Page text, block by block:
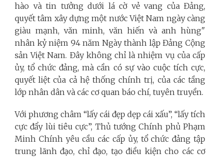
hào và tin tưởng dưới lá cờ vẻ vang của Đảng,
quyết tâm xây dựng một nước Việt Nam ngày càng
giàu mạnh, văn minh, văn hiến và anh hùng"
nhân kỷ niệm 94 năm Ngày thành lập Đảng Cộng
sản Việt Nam. Đây không chỉ là nhiệm vụ của cấp
ủy, tổ chức đảng, mà cần có sự vào cuộc tích cực,
quyết liệt của cả hệ thống chính trị, của các tầng
lớp nhân dân và các cơ quan báo chí, tuyên truyền.
Với phương châm “lấy cái đẹp dẹp cái xấu”, “lấy tích
cực đẩy lùi tiêu cực”, Thủ tướng Chính phủ Phạm
Minh Chính yêu cầu các cấp ủy, tổ chức đảng tập
trung lãnh đạo, chỉ đạo, tạo điều kiện cho các cơ